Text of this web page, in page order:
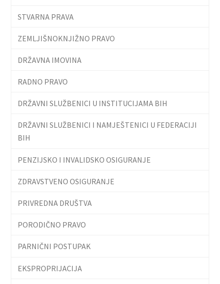
STVARNA PRAVA
ZEMLJIŠNOKNJIŽNO PRAVO
DRŽAVNA IMOVINA
RADNO PRAVO
DRŽAVNI SLUŽBENICI U INSTITUCIJAMA BIH
DRŽAVNI SLUŽBENICI I NAMJEŠTENICI U FEDERACIJI
BIH
PENZIJSKO I INVALIDSKO OSIGURANJE
ZDRAVSTVENO OSIGURANJE
PRIVREDNA DRUŠTVA
PORODIČNO PRAVO
PARNIČNI POSTUPAK
EKSPROPRIJACIJA